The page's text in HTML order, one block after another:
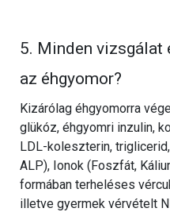
5. Minden vizsgálat
az éhgyomor?
Kizárólag éhgyomorra
glükóz, éhgyomri inzulin,
LDL-koleszterin, triglicerid,
ALP), Ionok (Foszfát,
formában terheléses
illetve gyermek vérvételt